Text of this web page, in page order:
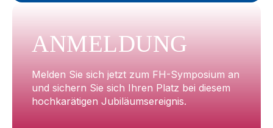
ANMELDUNG
Melden Sie sich jetzt zum FH-Symposium an
und sichern Sie sich Ihren Platz bei diesem
hochkarätigen Jubiläumsereignis.